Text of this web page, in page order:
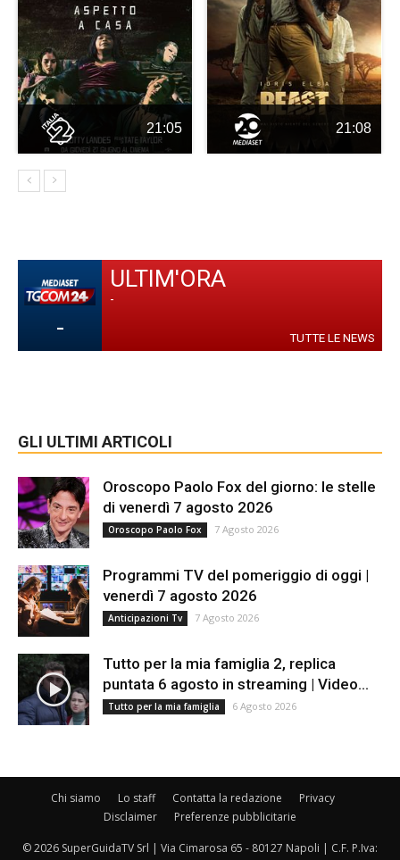
21:05 21:08
-
ULTIM'ORA
-
TUTTE LE NEWS
GLI ULTIMI ARTICOLI
Oroscopo Paolo Fox del giorno: le stelle
di venerdì 7 agosto 2026
Oroscopo Paolo Fox 7 Agosto 2026
Programmi TV del pomeriggio di oggi |
venerdì 7 agosto 2026
Anticipazioni Tv 7 Agosto 2026
Tutto per la mia famiglia 2, replica
puntata 6 agosto in streaming | Video...
Tutto per la mia famiglia 6 Agosto 2026
Chi siamo Lo staff Contatta la redazione
Privacy
Disclaimer
Preferenze pubblicitarie
© 2026 SuperGuidaTV Srl | Via Cimarosa 65 - 80127 Napoli | C.F. P.Iva: